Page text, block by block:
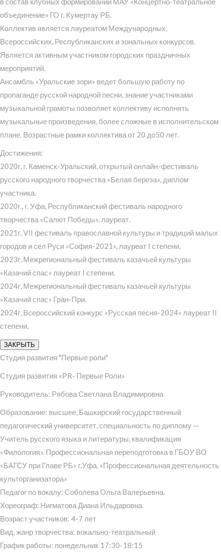
объединение» ГО г. Кумертау РБ.
Коллектив является лауреатом Международных,
Всероссийских, Республиканских и зональных конкурсов.
Является активным участником городских праздничных
мероприятий.
Ансамбль «Уральские зори» ведет большую работу по
пропаганде русской народной песни, знание участниками
музыкальной грамоты позволяет коллективу исполнять
музыкальные произведения, более сложные в исполнительском
плане. Возрастные рамки коллектива от 20 до50 лет.
Достижения:
2020г, г. Каменск-Уральский, открытый онлайн-фестиваль
русского народного творчества «Белая береза», диплом
участника.
2020г., г. Уфа, Республиканский фестиваль народного
творчества «Салют Победы», лауреат.
2021г, VII фестиваль православной культуры и традиций малых
городов и сел Руси «София-2021», лауреат I степени.
2023г, Межрегиональный фестиваль казачьей культуры
«Казачий спас» лауреат I степени.
2024г, Межрегиональный фестиваль казачьей культуры
«Казачий спас» Гран-При.
2024г, Всероссийский конкурс «Русская песня-2024» лауреат II
степени.
ЗАКРЫТЬ
Студия развития "Первые роли"
Студия развития «PR- Первые Роли»
Руководитель: Рябова Светлана Владимировна
Образование: высшее, Башкирский государственный
педагогический университет, специальность по диплому —
Учитель русского языка и литературы, квалификация
«Филология». Профессиональная переподготовка в ГБОУ ВО
«БАГСУ при Главе РБ» г.Уфа, «Профессиональная деятельность
культорганизатора»
Педагог по вокалу: Соболева Ольга Валерьевна.
Хореограф: Нигматова Диана Ильдаровна.
Возраст участников: 4-7 лет
Вид, жанр творчества: вокально-театральный
График работы: понедельник 17:30-18:15